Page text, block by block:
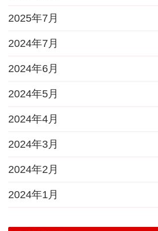
2025年7月
2024年7月
2024年6月
2024年5月
2024年4月
2024年3月
2024年2月
2024年1月